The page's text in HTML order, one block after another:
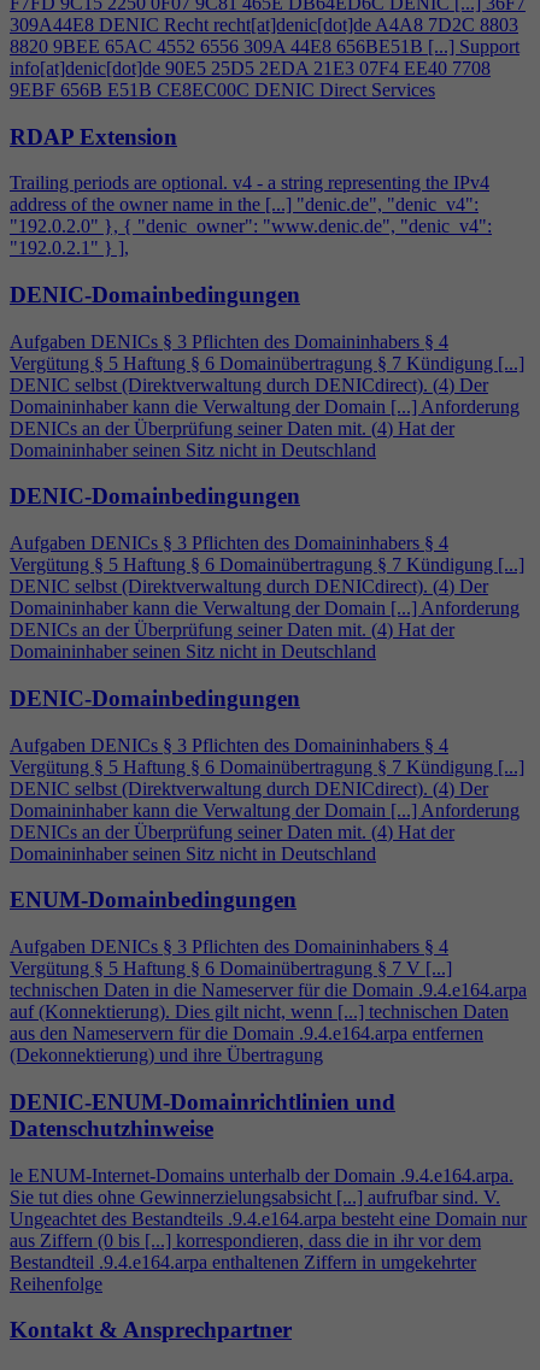
309A44E8 DENIC Recht recht[at]denic[dot]de A4A8 7D2C 8803
8820 9BEE 65AC 4552 6556 309A 44E8 656BE51B [...] Support
info[at]denic[dot]de 90E5 25D5 2EDA 21E3 07F4 EE40 7708
9EBF 656B E51B CE8EC00C DENIC Direct Services
RDAP Extension
Trailing periods are optional. v4 - a string representing the IPv4
address of the owner name in the [...] "denic.de", "denic_v4":
"192.0.2.0" }, { "denic_owner": "www.denic.de", "denic_v4":
"192.0.2.1" } ],
DENIC-Domainbedingungen
Aufgaben DENICs § 3 Pflichten des Domaininhabers § 4
Vergütung § 5 Haftung § 6 Domainübertragung § 7 Kündigung [...]
DENIC selbst (Direktverwaltung durch DENICdirect). (4) Der
Domaininhaber kann die Verwaltung der Domain [...] Anforderung
DENICs an der Überprüfung seiner Daten mit. (4) Hat der
Domaininhaber seinen Sitz nicht in Deutschland
DENIC-Domainbedingungen
Aufgaben DENICs § 3 Pflichten des Domaininhabers § 4
Vergütung § 5 Haftung § 6 Domainübertragung § 7 Kündigung [...]
DENIC selbst (Direktverwaltung durch DENICdirect). (4) Der
Domaininhaber kann die Verwaltung der Domain [...] Anforderung
DENICs an der Überprüfung seiner Daten mit. (4) Hat der
Domaininhaber seinen Sitz nicht in Deutschland
DENIC-Domainbedingungen
Aufgaben DENICs § 3 Pflichten des Domaininhabers § 4
Vergütung § 5 Haftung § 6 Domainübertragung § 7 Kündigung [...]
DENIC selbst (Direktverwaltung durch DENICdirect). (4) Der
Domaininhaber kann die Verwaltung der Domain [...] Anforderung
DENICs an der Überprüfung seiner Daten mit. (4) Hat der
Domaininhaber seinen Sitz nicht in Deutschland
ENUM-Domainbedingungen
Aufgaben DENICs § 3 Pflichten des Domaininhabers § 4
Vergütung § 5 Haftung § 6 Domainübertragung § 7 V [...]
technischen Daten in die Nameserver für die Domain .9.4.e164.arpa
auf (Konnektierung). Dies gilt nicht, wenn [...] technischen Daten
aus den Nameservern für die Domain .9.4.e164.arpa entfernen
(Dekonnektierung) und ihre Übertragung
DENIC-ENUM-Domainrichtlinien und
Datenschutzhinweise
le ENUM-Internet-Domains unterhalb der Domain .9.4.e164.arpa.
Sie tut dies ohne Gewinnerzielungsabsicht [...] aufrufbar sind. V.
Ungeachtet des Bestandteils .9.4.e164.arpa besteht eine Domain nur
aus Ziffern (0 bis [...] korrespondieren, dass die in ihr vor dem
Bestandteil .9.4.e164.arpa enthaltenen Ziffern in umgekehrter
Reihenfolge
Kontakt & Ansprechpartner